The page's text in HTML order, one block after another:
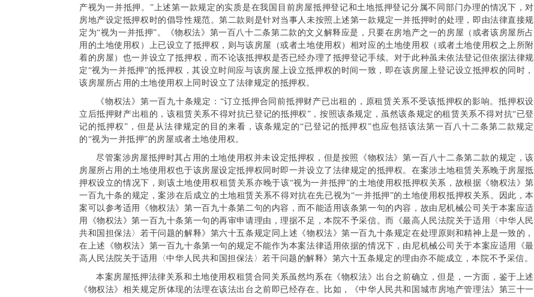
产视为一并抵押。”上述第一款规定的实质是在我国目前房屋抵押登记和土地抵押登记分属不同部门办理的情况下，对
房地产设定抵押权时的倡导性规范。第二款则是针对当事人未按照上述第一款规定一并抵押时的处理，即由法律直接规
定为“视为一并抵押”。《物权法》第一百八十二条第二款的文义解释应是，只要在房地产之一的房屋（或者该房屋所占
用的土地使用权）上已设立了抵押权，则与该房屋（或者土地使用权）相对应的土地使用权（或者土地使用权之上所附
着的房屋）也一并设立了抵押权，而不论该抵押权是否已经办理了抵押登记手续。对于此种虽未依法登记但依据法律规
定“视为一并抵押”的抵押权，其设立时间应与该房屋上设立抵押权的时间一致，即在该房屋上登记设立抵押权的同时，
该房屋所占用的土地使用权上同时设立了法律规定的抵押权。
《物权法》第一百九十条规定：“订立抵押合同前抵押财产已出租的，原租赁关系不受该抵押权的影响。抵押权设
立后抵押财产出租的，该租赁关系不得对抗已登记的抵押权”，按照该条规定，虽然该条规定的租赁关系不得对抗“已登
记的抵押权”，但是从法律规定的目的来看，该条规定的“已登记的抵押权”也应包括该法第一百八十二条第二款规定
的“视为一并抵押”的房屋或者土地使用权。
尽管案涉房屋抵押时其占用的土地使用权并未设定抵押权，但是按照《物权法》第一百八十二条第二款的规定，该
房屋所占用的土地使用权也于该房屋设定抵押权同时即一并设立了法律规定的抵押权。在案涉土地租赁关系晚于房屋抵
押权设立的情况下，则该土地使用权租赁关系亦晚于该“视为一并抵押”的土地使用权抵押权关系，故根据《物权法》第
一百九十条的规定，案涉在后成立的土地租赁关系不得对抗在先已视为“一并抵押”的土地使用权抵押权关系。因此，本
案可以参考适用《物权法》第一百九十条第二句的内容，而不能适用该条第一句的内容，故由尼机械公司关于本案应适
用《物权法》第一百九十条第一句的再审申请理由，理据不足，本院不予采信。而《最高人民法院关于适用〈中华人民
共和国担保法〉若干问题的解释》第六十五条规定同上述《物权法》第一百九十条规定在处理原则和精神上是一致的，
在上述《物权法》第一百九十条第一句的规定不能作为本案法律适用依据的情况下，由尼机械公司关于本案应适用《最
高人民法院关于适用〈中华人民共和国担保法〉若干问题的解释》第六十五条规定的理由亦不能成立，本院不予采信。
本案房屋抵押法律关系和土地使用权租赁合同关系虽然均系在《物权法》出台之前确立，但是，一方面，鉴于上述
《物权法》相关规定所体现的法理在该法出台之前即已经存在。比如，《中华人民共和国城市房地产管理法》第三十一